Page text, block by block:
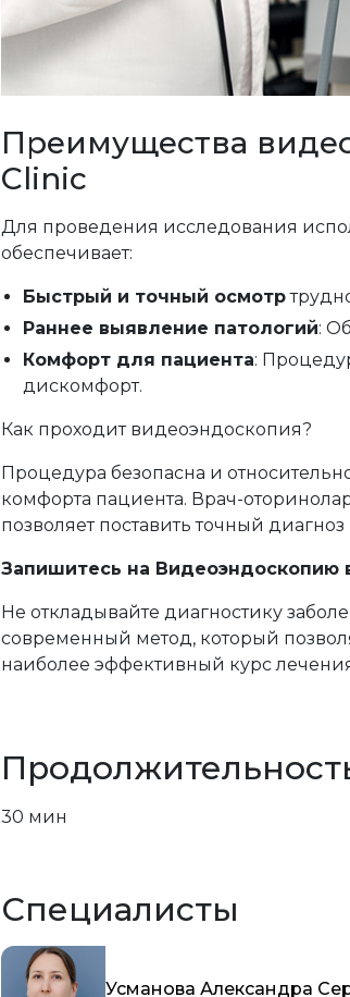
Преимущества
Clinic
Для проведения исследования
обеспечивает:
Быстрый и точный осмотр
Раннее выявление патологий:
Комфорт для пациента:
дискомфорт.
Как проходит видеоэндоскопия?
Процедура безопасна и
комфорта пациента. Врач-
позволяет поставить точный
Запишитесь на Видеоэндоскопию
Не откладывайте диагностику
современный метод, который
наиболее эффективный курс
30 мин
Специалисты
Усманова Александра